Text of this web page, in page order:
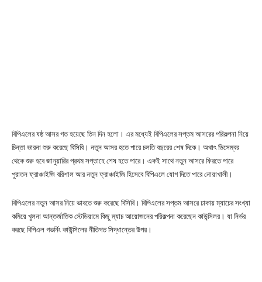
বিপিএলের ষষ্ঠ আসর গত হয়েছে তিন দিন হলো। এর মধ্যেই বিপিএলের সপ্তম আসরের পরিকল্পনা নিয়ে
চিন্তা ভারনা শুরু করেছে বিসিবি। নতুন আসর হতে পারে চলতি বছরের শেষ দিকে। অথাৎ ডিসেম্বর
থেকে শুরু হবে জানুয়ারির প্রথম সপ্তাহে শেষ হতে পারে। একই সাথে নতুন আসরে ফিরতে পারে
পুরাতন ফ্রাঞ্চাইজি বরিশাল আর নতুন ফ্রাঞ্চাইজি হিসেবে বিপিএলে যোগ দিতে পারে নোয়াখালী।
বিপিএলের নতুন আসর নিয়ে ভাবতে শুরু করেছে বিসিবি। বিপিএলের সপ্তম আসরে ঢাকায় ম্যাচের সংখ্যা
কমিয়ে খুলনা আন্তর্জাতিক স্টেডিয়ামে কিছু ম্যাচ আয়োজনের পরিকল্পনা করেছেন কাউন্সিলর। যা নির্ভর
করছে বিপিএল গভর্নিং কাউন্সিলের নীতিগত সিদ্ধান্তের উপর।